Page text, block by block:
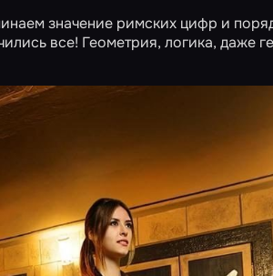
значение римских цифр и
все! Геометрия, логика, даже